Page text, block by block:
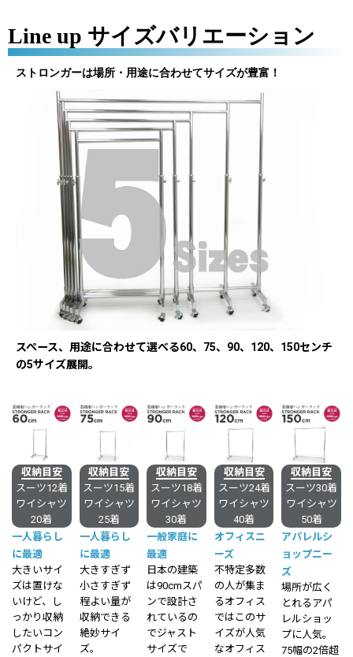
Line up サイズバリエーション
ストロンガーは場所・用途に合わせてサイズが豊富！
スペース、用途に合わせて選べる60、75、90、120、150センチ
の5サイズ展開。
収納目安
スーツ12着
ワイシャツ
20着
一人暮らし
に最適
大きいサイ
ズは置けな
いけど、し
っかり収納
したいコン
パクトサイ
収納目安
スーツ15着
ワイシャツ
25着
一人暮らし
に最適
大きすぎず
小さすぎず
程よい量が
収納できる
絶妙サイ
ズ。
収納目安
スーツ18着
ワイシャツ
30着
一般家庭に
最適
日本の建築
は90cmスパ
ンで設計さ
れているの
でジャスト
サイズで
収納目安
スーツ24着
ワイシャツ
40着
オフィスニ
ーズ
不特定多数
の人が集ま
るオフィス
ではこのサ
イズが人気
なオフィス
収納目安
スーツ30着
ワイシャツ
50着
アパレルシ
ョップニー
ズ
場所が広く
とれるアパ
レルショッ
プに人気。
75幅の2倍超